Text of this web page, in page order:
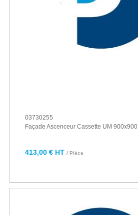
03730255
Façade Ascenceur Cassette UM 900x900
413,00 € HT / Pièce